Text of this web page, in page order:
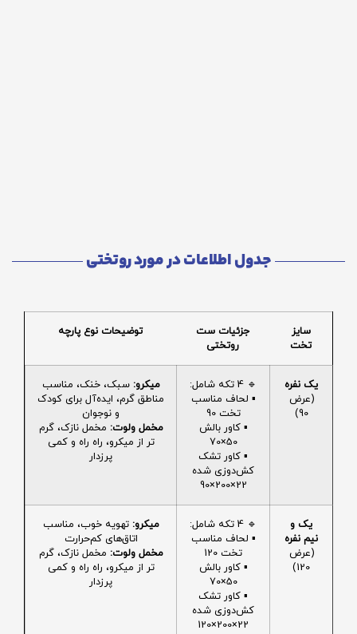
جدول اطلاعات در مورد روتختی
سایز
تخت
جزئیات ست
روتختی
توضیحات نوع پارچه
یک نفره
(عرض
90)
🔹 4 تکه شامل:
▪️ لحاف مناسب
تخت 90
▪️ کاور بالش
50×70
▪️ کاور تشک
کش‌دوزی شده
22×200×90
میکرو: سبک، خنک، مناسب
مناطق گرم، ایده‌آل برای کودک
و نوجوان
مخمل ولوت: مخمل نازک، گرم
تر از میکرو، راه راه و کمی
پرزدار
یک و
نیم نفره
(عرض
120)
🔹 4 تکه شامل:
▪️ لحاف مناسب
تخت 120
▪️ کاور بالش
50×70
▪️ کاور تشک
کش‌دوزی شده
22×200×120
میکرو: تهویه خوب، مناسب
اتاق‌های کم‌حرارت
مخمل ولوت: مخمل نازک، گرم
تر از میکرو، راه راه و کمی
پرزدار